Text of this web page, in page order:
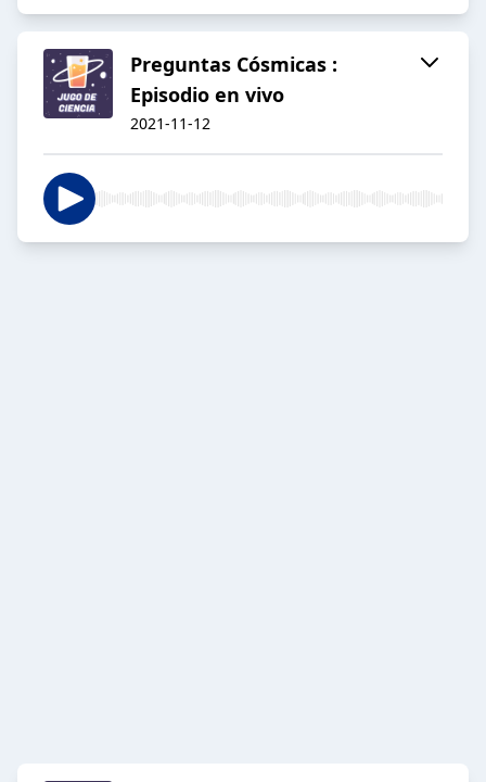
Preguntas Cósmicas :
Episodio en vivo
2021-11-12